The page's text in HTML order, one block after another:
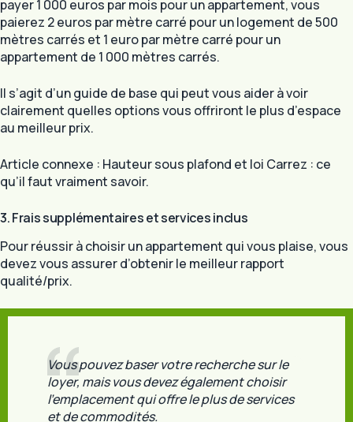
payer 1 000 euros par mois pour un appartement, vous
paierez 2 euros par mètre carré pour un logement de 500
mètres carrés et 1 euro par mètre carré pour un
appartement de 1 000 mètres carrés.
Il s’agit d’un guide de base qui peut vous aider à voir
clairement quelles options vous offriront le plus d’espace
au meilleur prix.
Article connexe : Hauteur sous plafond et loi Carrez : ce
qu’il faut vraiment savoir.
3. Frais supplémentaires et services inclus
Pour réussir à choisir un appartement qui vous plaise, vous
devez vous assurer d’obtenir le meilleur rapport
qualité/prix.
Vous pouvez baser votre recherche sur le
loyer, mais vous devez également choisir
l’emplacement qui offre le plus de services
et de commodités.